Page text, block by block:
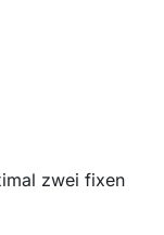
zwei fixen